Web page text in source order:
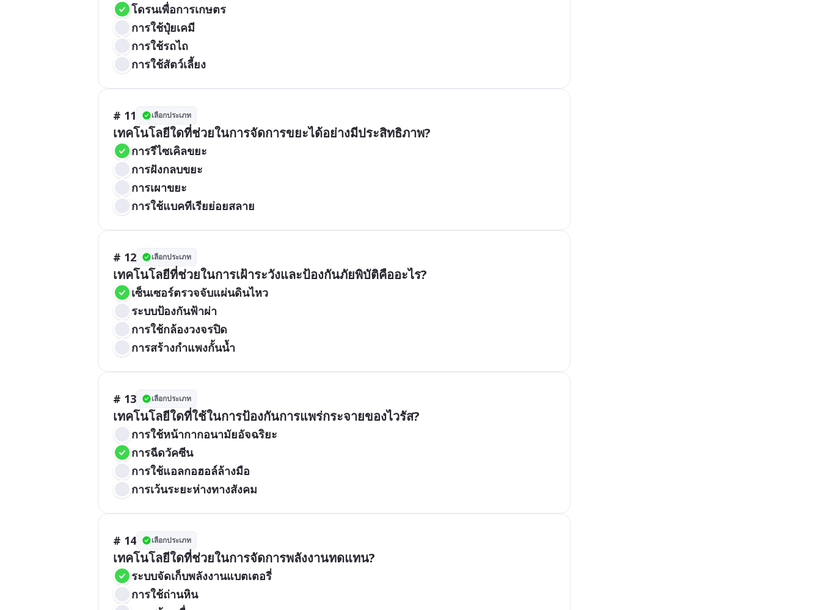
โดรนเพื่อการเกษตร
การใช้ปุ๋ยเคมี
การใช้รถไถ
การใช้สัตว์เลี้ยง
# 11 เลือกประเภท
เทคโนโลยีใดที่ช่วยในการจัดการขยะได้อย่างมีประสิทธิภาพ?
การรีไซเคิลขยะ
การฝังกลบขยะ
การเผาขยะ
การใช้แบคทีเรียย่อยสลาย
# 12 เลือกประเภท
เทคโนโลยีที่ช่วยในการเฝ้าระวังและป้องกันภัยพิบัติคืออะไร?
เซ็นเซอร์ตรวจจับแผ่นดินไหว
ระบบป้องกันฟ้าผ่า
การใช้กล้องวงจรปิด
การสร้างกำแพงกั้นน้ำ
# 13 เลือกประเภท
เทคโนโลยีใดที่ใช้ในการป้องกันการแพร่กระจายของไวรัส?
การใช้หน้ากากอนามัยอัจฉริยะ
การฉีดวัคซีน
การใช้แอลกอฮอล์ล้างมือ
การเว้นระยะห่างทางสังคม
# 14 เลือกประเภท
เทคโนโลยีใดที่ช่วยในการจัดการพลังงานทดแทน?
ระบบจัดเก็บพลังงานแบตเตอรี่
การใช้ถ่านหิน